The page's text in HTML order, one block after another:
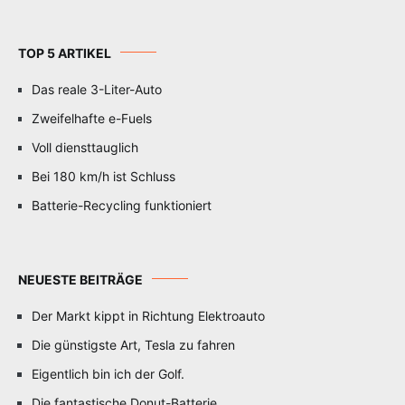
TOP 5 ARTIKEL
Das reale 3-Liter-Auto
Zweifelhafte e-Fuels
Voll diensttauglich
Bei 180 km/h ist Schluss
Batterie-Recycling funktioniert
NEUESTE BEITRÄGE
Der Markt kippt in Richtung Elektroauto
Die günstigste Art, Tesla zu fahren
Eigentlich bin ich der Golf.